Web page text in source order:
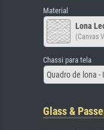
Material
Lona
(Canvas
Chassi para tela
Quadro de lona -
Glass &